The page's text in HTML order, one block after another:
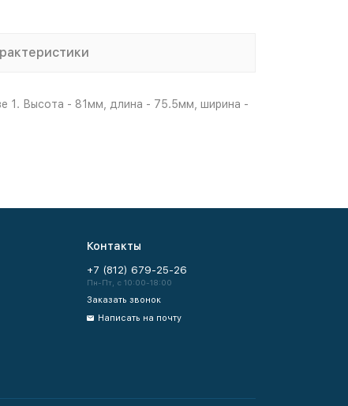
1. Высота - 81мм, длина - 75.5мм, ширина -
Контакты
+7 (812) 679-25-26
Пн-Пт, с 10:00-18:00
Заказать звонок
Написать на почту